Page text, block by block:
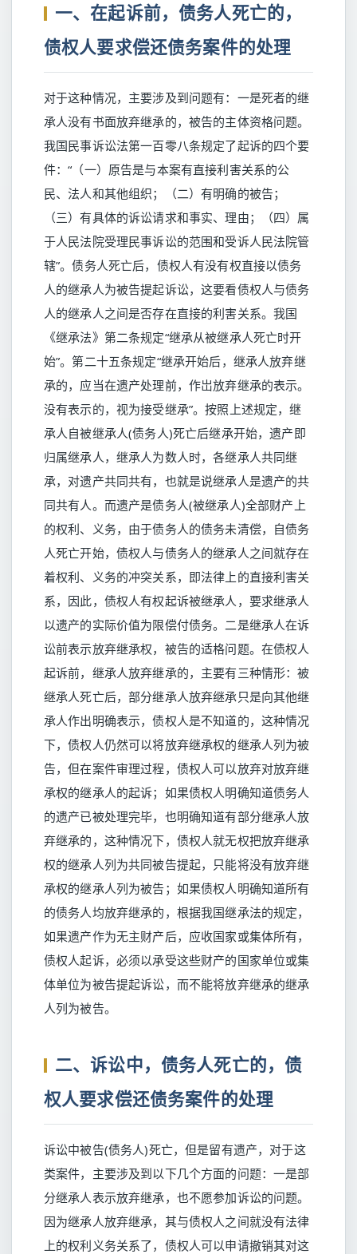
一、在起诉前，债务人死亡的，
债权人要求偿还债务案件的处理
对于这种情况，主要涉及到问题有：一是死者的继
承人没有书面放弃继承的，被告的主体资格问题。
我国民事诉讼法第一百零八条规定了起诉的四个要
件：“（一）原告是与本案有直接利害关系的公
民、法人和其他组织；（二）有明确的被告；
（三）有具体的诉讼请求和事实、理由；（四）属
于人民法院受理民事诉讼的范围和受诉人民法院管
辖”。债务人死亡后，债权人有没有权直接以债务
人的继承人为被告提起诉讼，这要看债权人与债务
人的继承人之间是否存在直接的利害关系。我国
《继承法》第二条规定“继承从被继承人死亡时开
始”。第二十五条规定“继承开始后，继承人放弃继
承的，应当在遗产处理前，作岀放弃继承的表示。
没有表示的，视为接受继承”。按照上述规定，继
承人自被继承人(债务人)死亡后继承开始，遗产即
归属继承人，继承人为数人时，各继承人共同继
承，对遗产共同共有，也就是说继承人是遗产的共
同共有人。而遗产是债务人(被继承人)全部财产上
的权利、义务，由于债务人的债务未清偿，自债务
人死亡开始，债权人与债务人的继承人之间就存在
着权利、义务的冲突关系，即法律上的直接利害关
系，因此，债权人有权起诉被继承人，要求继承人
以遗产的实际价值为限偿付债务。二是继承人在诉
讼前表示放弃继承权，被告的适格问题。在债权人
起诉前，继承人放弃继承的，主要有三种情形：被
继承人死亡后，部分继承人放弃继承只是向其他继
承人作出明确表示，债权人是不知道的，这种情况
下，债权人仍然可以将放弃继承权的继承人列为被
告，但在案件审理过程，债权人可以放弃对放弃继
承权的继承人的起诉；如果债权人明确知道债务人
的遗产已被处理完毕，也明确知道有部分继承人放
弃继承的，这种情况下，债权人就无权把放弃继承
权的继承人列为共同被告提起，只能将没有放弃继
承权的继承人列为被告；如果债权人明确知道所有
的债务人均放弃继承的，根据我国继承法的规定，
如果遗产作为无主财产后，应收国家或集体所有，
债权人起诉，必须以承受这些财产的国家单位或集
体单位为被告提起诉讼，而不能将放弃继承的继承
人列为被告。
二、诉讼中，债务人死亡的，债
权人要求偿还债务案件的处理
诉讼中被告(债务人)死亡，但是留有遗产，对于这
类案件，主要涉及到以下几个方面的问题：一是部
分继承人表示放弃继承，也不愿参加诉讼的问题。
因为继承人放弃继承，其与债权人之间就没有法律
上的权利义务关系了，债权人可以申请撤销其对这